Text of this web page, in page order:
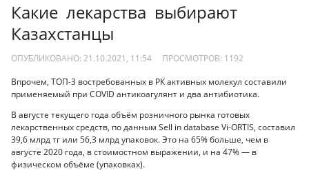
Какие лекарства выбирают
Казахстанцы
ОПУБЛИКОВАНО: 21.10.2021, 11:54 ПРОСМОТРОВ: 1192
Впрочем, ТОП-3 востребованных в РК активных молекул составили
применяемый при COVID антикоагулянт и два антибиотика.
В августе текущего года объём розничного рынка готовых
лекарственных средств, по данным Sell in database Vi-ORTIS, составил
39,6 млрд тг или 56,3 млрд упаковок. Это на 65% больше, чем в
августе 2020 года, в стоимостном выражении, и на 47% — в
физическом объёме (упаковках).